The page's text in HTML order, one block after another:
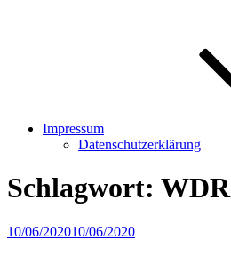
Impressum
Datenschutzerklärung
Schlagwort: WDR
Veröffentlicht
10/06/202010/06/2020